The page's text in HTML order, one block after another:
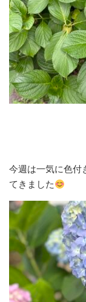
今週は一気に色付
てきました